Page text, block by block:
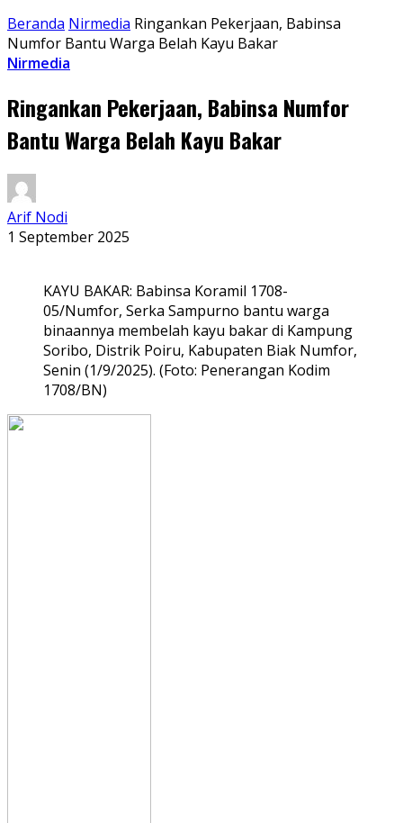
Beranda Nirmedia Ringankan Pekerjaan, Babinsa
Numfor Bantu Warga Belah Kayu Bakar
Nirmedia
Ringankan Pekerjaan, Babinsa Numfor
Bantu Warga Belah Kayu Bakar
Arif Nodi
1 September 2025
KAYU BAKAR: Babinsa Koramil 1708-
05/Numfor, Serka Sampurno bantu warga
binaannya membelah kayu bakar di Kampung
Soribo, Distrik Poiru, Kabupaten Biak Numfor,
Senin (1/9/2025). (Foto: Penerangan Kodim
1708/BN)